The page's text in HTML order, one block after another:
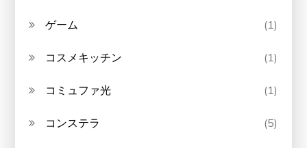
ゲーム (1)
コスメキッチン (1)
コミュファ光 (1)
コンステラ (5)